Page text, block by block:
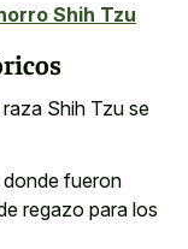
Shih Tzu
Shih Tzu se
donde fueron
regazo para los